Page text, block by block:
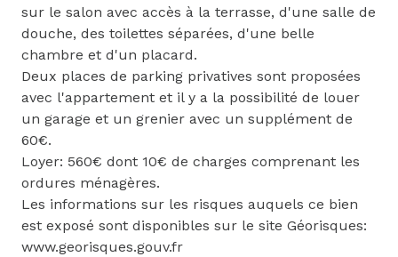
sur le salon avec accès à la terrasse, d'une salle de
douche, des toilettes séparées, d'une belle
chambre et d'un placard.
Deux places de parking privatives sont proposées
avec l'appartement et il y a la possibilité de louer
un garage et un grenier avec un supplément de
60€.
Loyer: 560€ dont 10€ de charges comprenant les
ordures ménagères.
Les informations sur les risques auquels ce bien
est exposé sont disponibles sur le site Géorisques:
www.georisques.gouv.fr